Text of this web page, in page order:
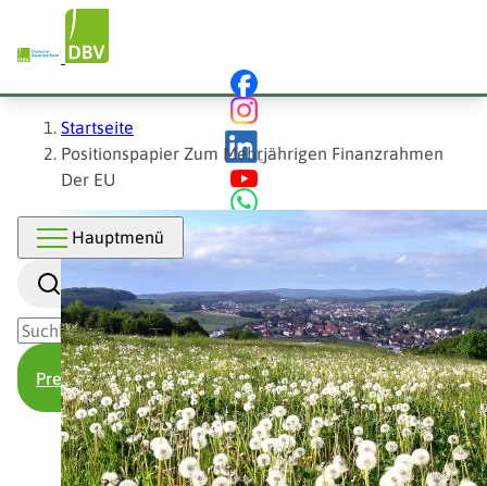
Inhalt
Hauptnavigation
Hauptmenü
Suche
Presse
Pfadnavigation
Startseite
Positionspapier Zum Mehrjährigen Finanzrahmen
Der EU